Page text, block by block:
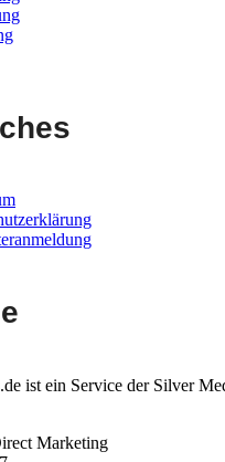
ist ein Service der Silver
Marketing